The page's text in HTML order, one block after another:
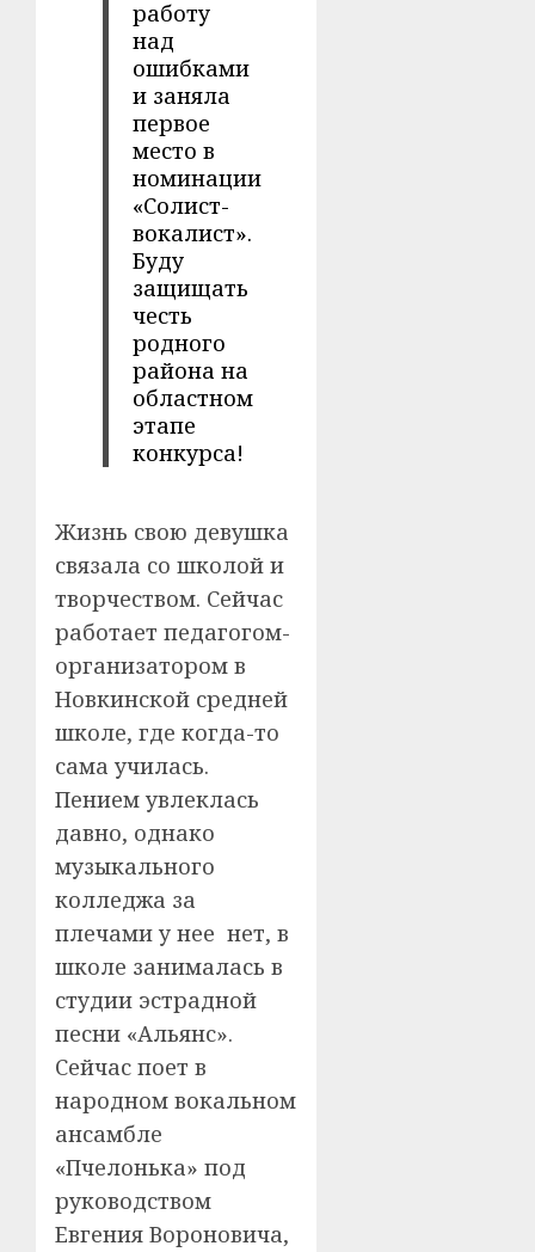
работу
над
ошибками
и заняла
первое
место в
номинации
«Солист-
вокалист».
Буду
защищать
честь
родного
района на
областном
этапе
конкурса!
Жизнь свою девушка
связала со школой и
творчеством. Сейчас
работает педагогом-
организатором в
Новкинской средней
школе, где когда-то
сама училась.
Пением увлеклась
давно, однако
музыкального
колледжа за
плечами у нее нет, в
школе занималась в
студии эстрадной
песни «Альянс».
Сейчас поет в
народном вокальном
ансамбле
«Пчелонька» под
руководством
Евгения Вороновича,